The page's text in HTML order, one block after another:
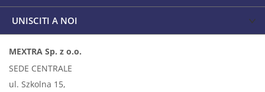
UNISCITI A NOI
MEXTRA Sp. z o.o.
SEDE CENTRALE
ul. Szkolna 15,